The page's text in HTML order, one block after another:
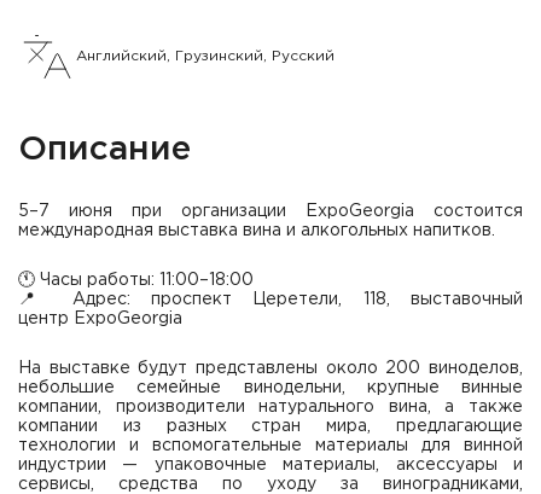
Английский, Грузинский, Русский
Описание
5–7 июня при организации ExpoGeorgia состоится
международная выставка вина и алкогольных напитков.
🕚 Часы работы: 11:00–18:00
📍 Адрес: проспект Церетели, 118, выставочный
центр ExpoGeorgia
На выставке будут представлены около 200 виноделов,
небольшие семейные винодельни, крупные винные
компании, производители натурального вина, а также
компании из разных стран мира, предлагающие
технологии и вспомогательные материалы для винной
индустрии — упаковочные материалы, аксессуары и
сервисы, средства по уходу за виноградниками,